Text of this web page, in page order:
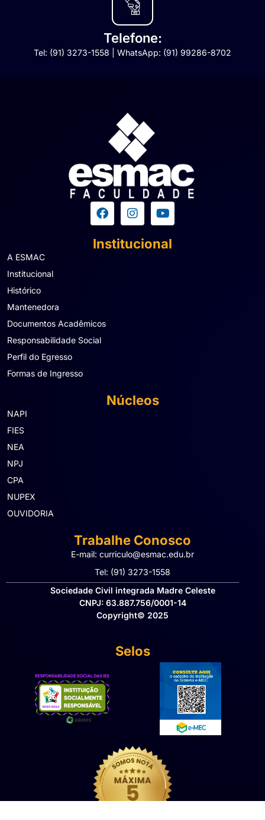
Telefone:
Tel: (91) 3273-1558 | WhatsApp: (91) 99286-8702
Institucional
A ESMAC
Institucional
Histórico
Mantenedora
Documentos Acadêmicos
Responsabilidade Social
Perfil do Egresso
Formas de Ingresso
Núcleos
NAPI
FIES
NEA
NPJ
CPA
NUPEX
OUVIDORIA
Trabalhe Conosco
E-mail: curriculo@esmac.edu.br
Tel: (91) 3273-1558​
Sociedade Civil integrada Madre Celeste
CNPJ: 63.887.756/0001-14
Copyright© 2025
Selos